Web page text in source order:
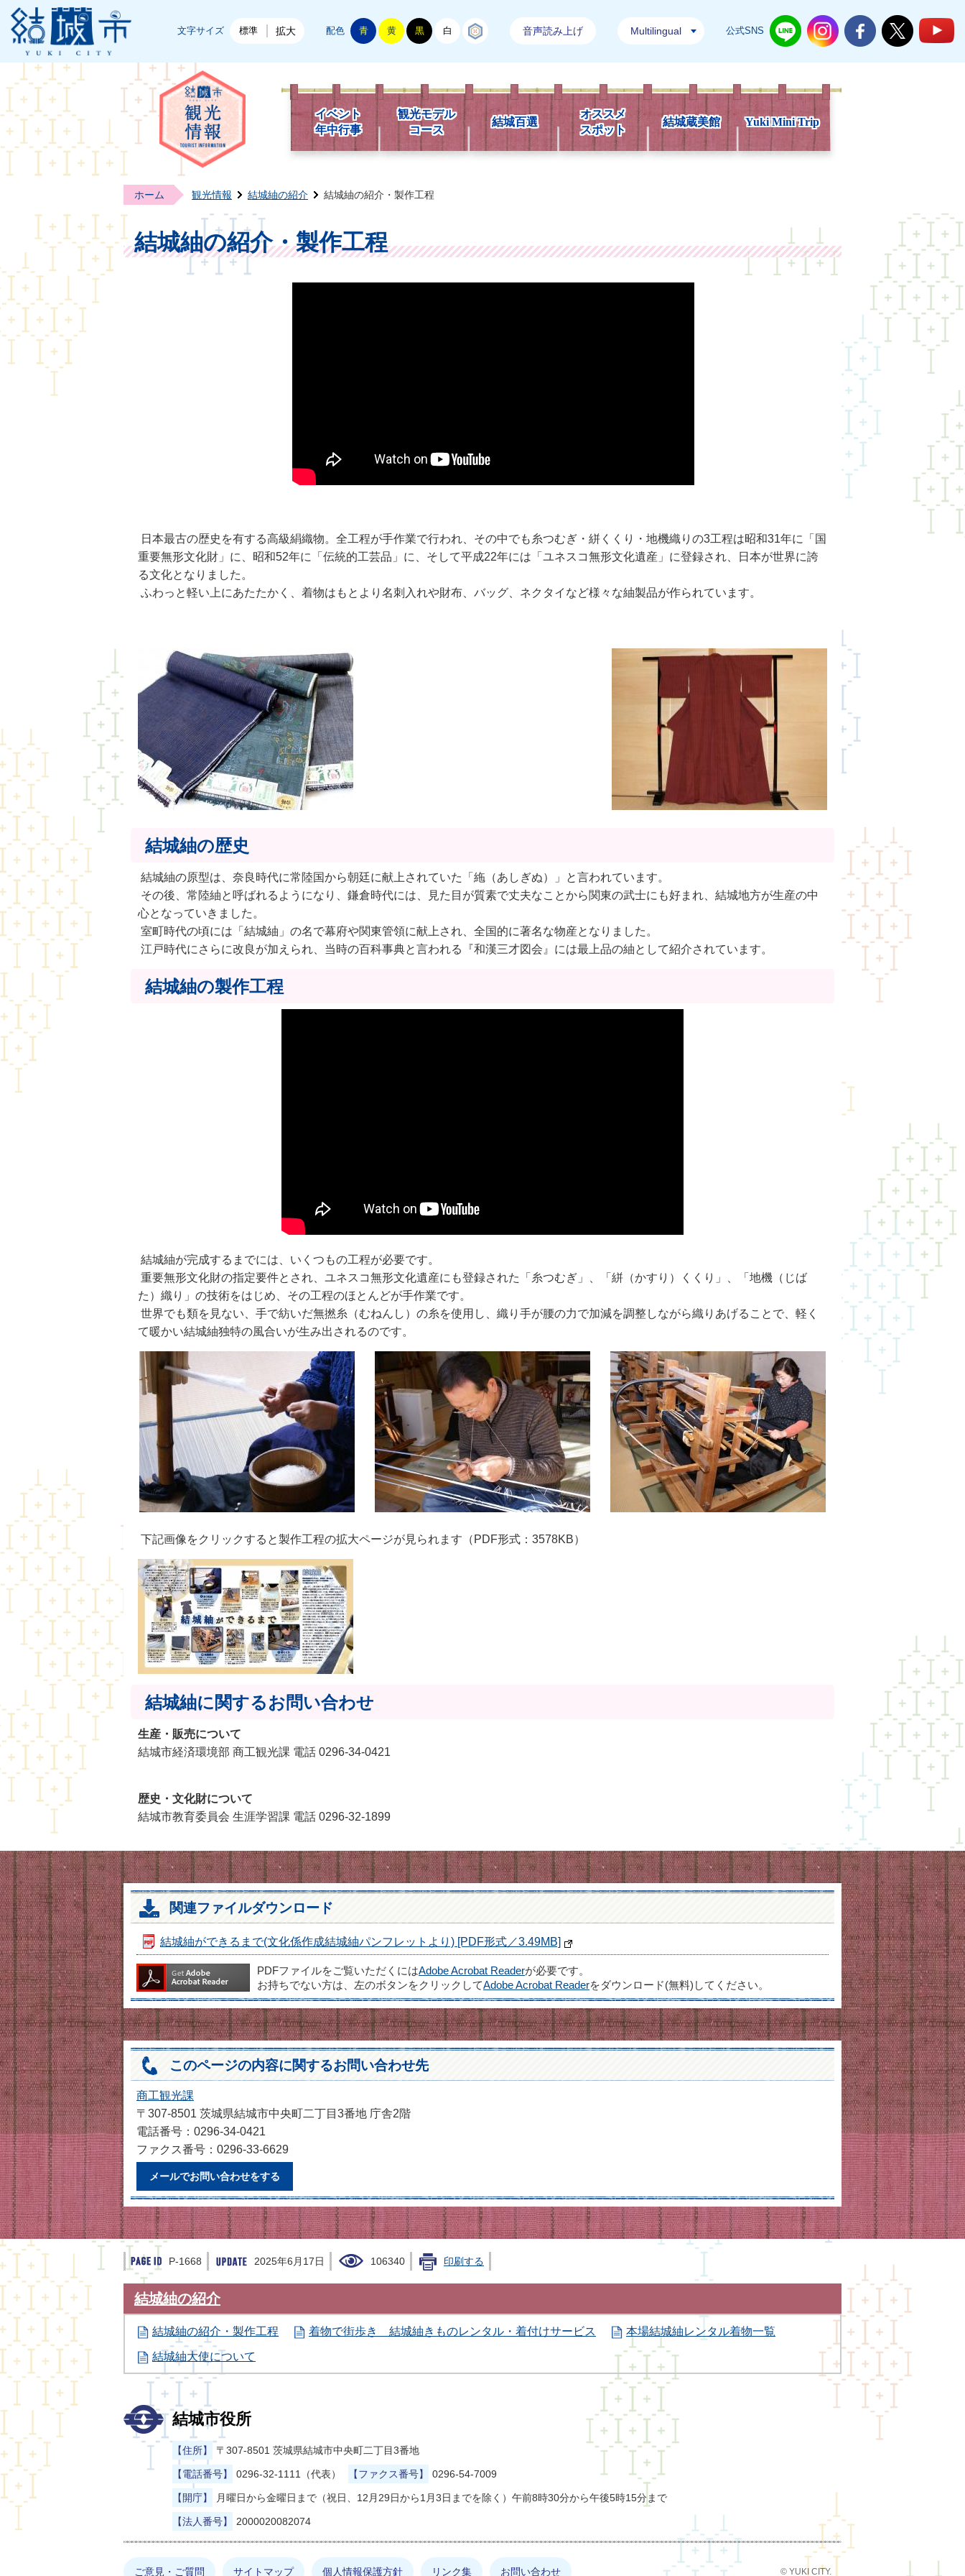
結城市公式ホームページ
文字サイズ 標準 拡大 配色 青 黄 黒 白 音声読み上げ Multilingual 公式SNS 結城市公式LINE結城市公式Instagram
結城市公式Facebook
結城市公式
イベント
年中行事
観光モデル
コース
結城百選
オススメ
スポット
結城蔵美館 Yuki Mini Trip
ホーム 観光情報 結城紬の紹介 結城紬の紹介・製作工程
結城紬の紹介・製作工程
日本最古の歴史を有する高級絹織物。全工程が手作業で行われ、その中でも糸つむぎ・絣くくり・地機織りの3工程は昭和31年に「国
重要無形文化財」に、昭和52年に「伝統的工芸品」に、そして平成22年には「ユネスコ無形文化遺産」に登録され、日本が世界に誇
る文化となりました。
ふわっと軽い上にあたたかく、着物はもとより名刺入れや財布、バッグ、ネクタイなど様々な紬製品が作られています。
結城紬の歴史
結城紬の原型は、奈良時代に常陸国から朝廷に献上されていた「絁（あしぎぬ）」と言われています。
その後、常陸紬と呼ばれるようになり、鎌倉時代には、見た目が質素で丈夫なことから関東の武士にも好まれ、結城地方が生産の中
心となっていきました。
室町時代の頃には「結城紬」の名で幕府や関東管領に献上され、全国的に著名な物産となりました。
江戸時代にさらに改良が加えられ、当時の百科事典と言われる『和漢三才図会』には最上品の紬として紹介されています。
結城紬の製作工程
結城紬が完成するまでには、いくつもの工程が必要です。
重要無形文化財の指定要件とされ、ユネスコ無形文化遺産にも登録された「糸つむぎ」、「絣（かすり）くくり」、「地機（じば
た）織り」の技術をはじめ、その工程のほとんどが手作業です。
世界でも類を見ない、手で紡いだ無撚糸（むねんし）の糸を使用し、織り手が腰の力で加減を調整しながら織りあげることで、軽く
て暖かい結城紬独特の風合いが生み出されるのです。
下記画像をクリックすると製作工程の拡大ページが見られます（PDF形式：3578KB）
結城紬に関するお問い合わせ
生産・販売について
結城市経済環境部 商工観光課 電話 0296-34-0421
歴史・文化財について
結城市教育委員会 生涯学習課 電話 0296-32-1899
関連ファイルダウンロード
結城紬ができるまで(文化係作成結城紬パンフレットより) [PDF形式／3.49MB]
PDFファイルをご覧いただくにはAdobe Acrobat Readerが必要です。
お持ちでない方は、左のボタンをクリックしてAdobe Acrobat Readerをダウンロード(無料)してください。
このページの内容に関するお問い合わせ先
商工観光課
〒307-8501 茨城県結城市中央町二丁目3番地 庁舎2階
電話番号：0296-34-0421
ファクス番号：0296-33-6629
メールでお問い合わせをする
P-1668 2025年6月17日 106340 印刷する
結城紬の紹介
結城紬の紹介・製作工程 着物で街歩き 結城紬きものレンタル・着付けサービス 本場結城紬レンタル着物一覧
結城紬大使について
結城市役所
【住所】 〒307-8501 茨城県結城市中央町二丁目3番地
【電話番号】 0296-32-1111（代表） 【ファクス番号】 0296-54-7009
【開庁】 月曜日から金曜日まで（祝日、12月29日から1月3日までを除く）午前8時30分から午後5時15分まで
【法人番号】 2000020082074
ご意見・ご質問 サイトマップ 個人情報保護方針 リンク集 お問い合わせ © YUKI CITY.